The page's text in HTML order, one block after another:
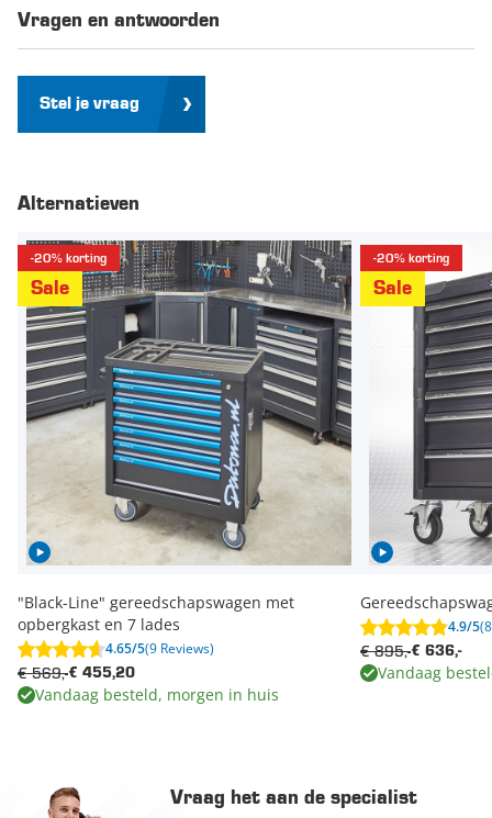
Vragen en antwoorden
Stel je vraag
Alternatieven
-20% korting
Sale
"Black-Line" gereedschapswagen met
opbergkast en 7 lades
4.65/5(9 Reviews)
€ 455,20
€ 569,-
Vandaag besteld, morgen in huis
-20% korting
Sale
4.9/5
€ 636,-
€ 895,-
Vandaag
Vraag het aan de specialist